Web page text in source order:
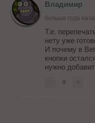
Владимир
больше года
Т.е.
нету уже
И почему в
кнопки
нужно
0